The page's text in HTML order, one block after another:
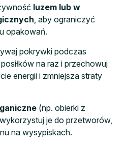
luzem lub w
, aby ograniczyć
opakowań.
pokrywki podczas
na raz i przechowuj
energii i zmniejsza straty
(np. obierki z
je do przetworów,
na wysypiskach.